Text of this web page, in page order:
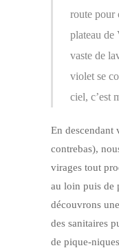
route pour
plateau de
vaste de
violet se
ciel, c’est
En descendant
contrebas),
virages tout
au loin puis de
découvrons
des sanitaires
de pique-